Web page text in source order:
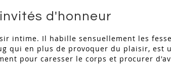
d'honneur
intime. Il habille sensuellement les
qui en plus de provoquer du plaisir,
pour caresser le corps et procurer